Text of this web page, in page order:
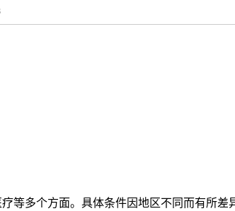
等多个方面。具体条件因地区不同而有所差